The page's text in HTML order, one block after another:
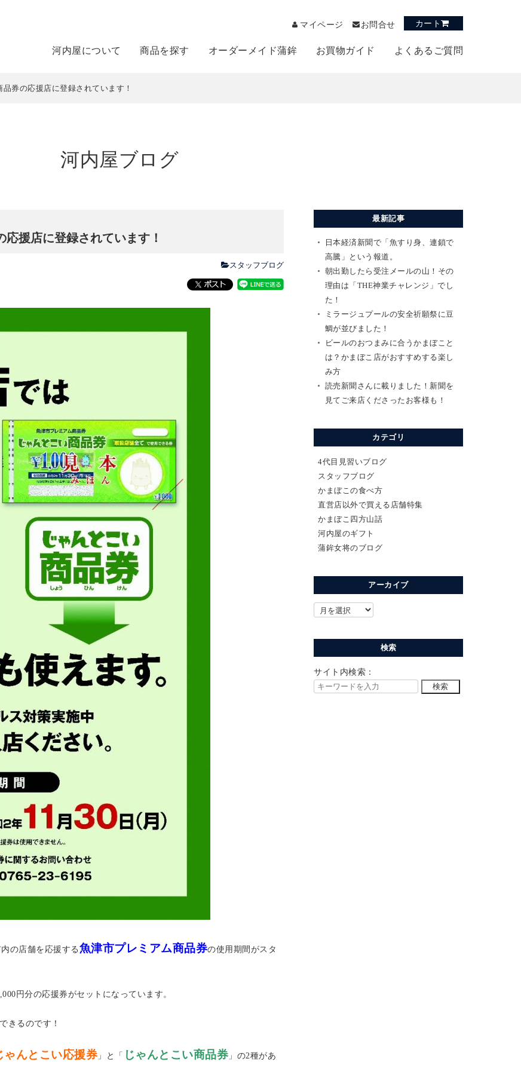
マイページ お問合せ カート
河内屋について 商品を探す オーダーメイド蒲鉾 お買物ガイド よくあるご質問
券の応援店に登録されています！
河内屋ブログ
援店に登録されています！
スタッフブログ
の店舗を応援する魚津市プレミアム商品券の使用期間がスタ
円分の応援券がセットになっています。
きるのです！
ゃんとこい応援券 」と「 じゃんとこい商品券 」の2種があ
最新記事
日本経済新聞で「魚すり身、連鎖で
高騰」という報道。
朝出勤したら受注メールの山！その
理由は「THE神業チャレンジ」でし
た！
ミラージュプールの安全祈願祭に豆
鯛が並びました！
ビールのおつまみに合うかまぼこと
は？かまぼこ店がおすすめする楽し
み方
読売新聞さんに載りました！新聞を
見てご来店くださったお客様も！
カテゴリ
4代目見習いブログ
スタッフブログ
かまぼこの食べ方
直営店以外で買える店舗特集
かまぼこ四方山話
河内屋のギフト
蒲鉾女将のブログ
アーカイブ
検索
サイト内検索：